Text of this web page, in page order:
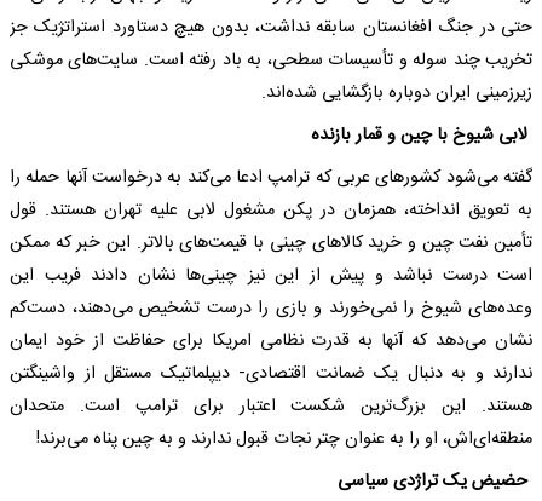
حتی در جنگ افغانستان سابقه نداشت، بدون هیچ دستاورد استراتژیک جز
تخریب چند سوله و تأسیسات سطحی، به باد رفته است. سایت‌های موشکی
زیرزمینی ایران دوباره بازگشایی شده‌اند.
لابی شیوخ با چین و قمار بازنده
گفته می‌شود کشور‌های عربی که ترامپ ادعا می‌کند به درخواست آنها حمله را
به تعویق انداخته، همزمان در پکن مشغول لابی علیه تهران هستند. قول
تأمین نفت چین و خرید کالا‌های چینی با قیمت‌های بالاتر. این خبر که ممکن
است درست نباشد و پیش از این نیز چینی‌ها نشان دادند فریب این
وعده‌های شیوخ را نمی‌خورند و بازی را درست تشخیص می‌دهند، دست‌کم
نشان می‌دهد که آنها به قدرت نظامی امریکا برای حفاظت از خود ایمان
ندارند و به دنبال یک ضمانت اقتصادی- دیپلماتیک مستقل از واشینگتن
هستند. این بزرگ‌ترین شکست اعتبار برای ترامپ است. متحدان
منطقه‌ای‌اش، او را به عنوان چتر نجات قبول ندارند و به چین پناه می‌برند!
حضیض یک تراژدی سیاسی